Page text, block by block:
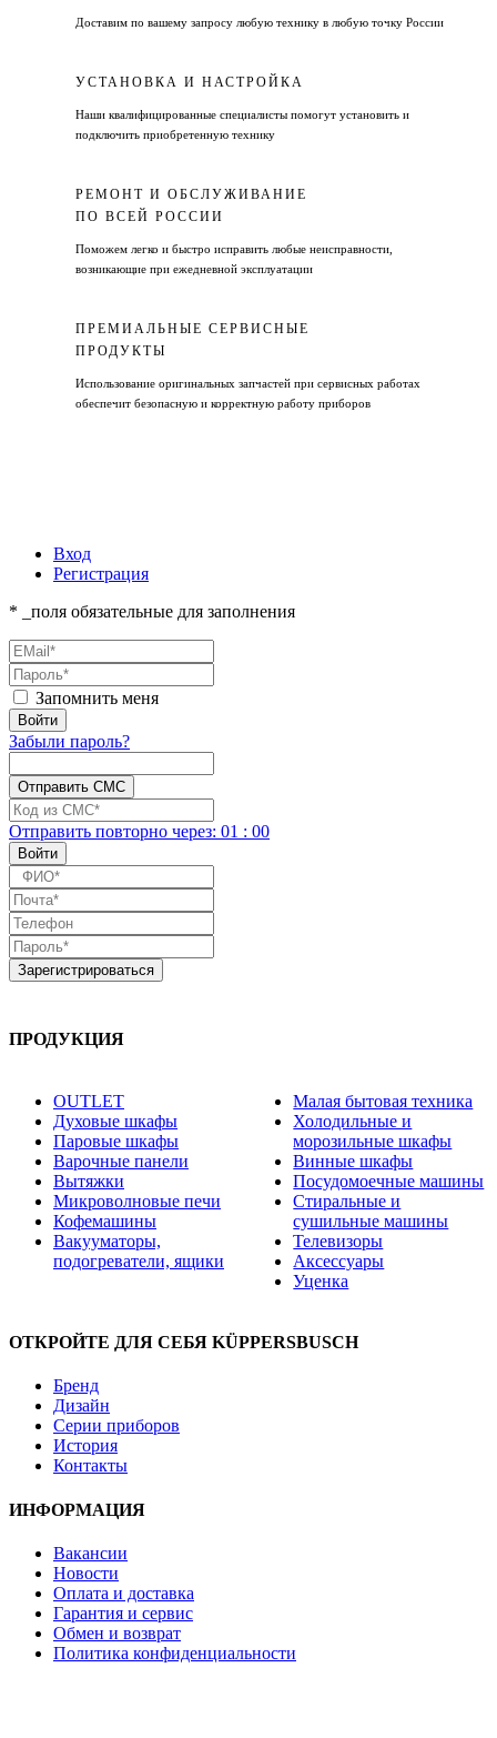
Доставим по вашему запросу любую технику в любую точку России
УСТАНОВКА И НАСТРОЙКА
Наши квалифицированные специалисты помогут установить и
подключить приобретенную технику
РЕМОНТ И ОБСЛУЖИВАНИЕ
ПО ВСЕЙ РОССИИ
Поможем легко и быстро исправить любые неисправности,
возникающие при ежедневной эксплуатации
ПРЕМИАЛЬНЫЕ СЕРВИСНЫЕ
ПРОДУКТЫ
Использование оригинальных запчастей при сервисных работах
обеспечит безопасную и корректную работу приборов
Вход
Регистрация
* _поля обязательные для заполнения
Запомнить меня
Забыли пароль?
Отправить повторно через: 01 : 00
ПРОДУКЦИЯ
OUTLET
Духовые шкафы
Паровые шкафы
Варочные панели
Вытяжки
Микроволновые печи
Кофемашины
Вакууматоры,
подогреватели, ящики
Малая бытовая техника
Холодильные и
морозильные шкафы
Винные шкафы
Посудомоечные машины
Стиральные и
сушильные машины
Телевизоры
Аксессуары
Уценка
ОТКРОЙТЕ ДЛЯ СЕБЯ KÜPPERSBUSCH
Бренд
Дизайн
Серии приборов
История
Контакты
ИНФОРМАЦИЯ
Вакансии
Новости
Оплата и доставка
Гарантия и сервис
Обмен и возврат
Политика конфиденциальности